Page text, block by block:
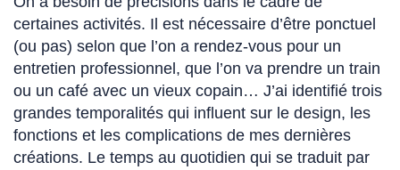
certaines activités. Il est nécessaire d’être ponctuel
(ou pas) selon que l’on a rendez-vous pour un
entretien professionnel, que l’on va prendre un train
ou un café avec un vieux copain… J’ai identifié trois
grandes temporalités qui influent sur le design, les
fonctions et les complications de mes dernières
créations. Le temps au quotidien qui se traduit par